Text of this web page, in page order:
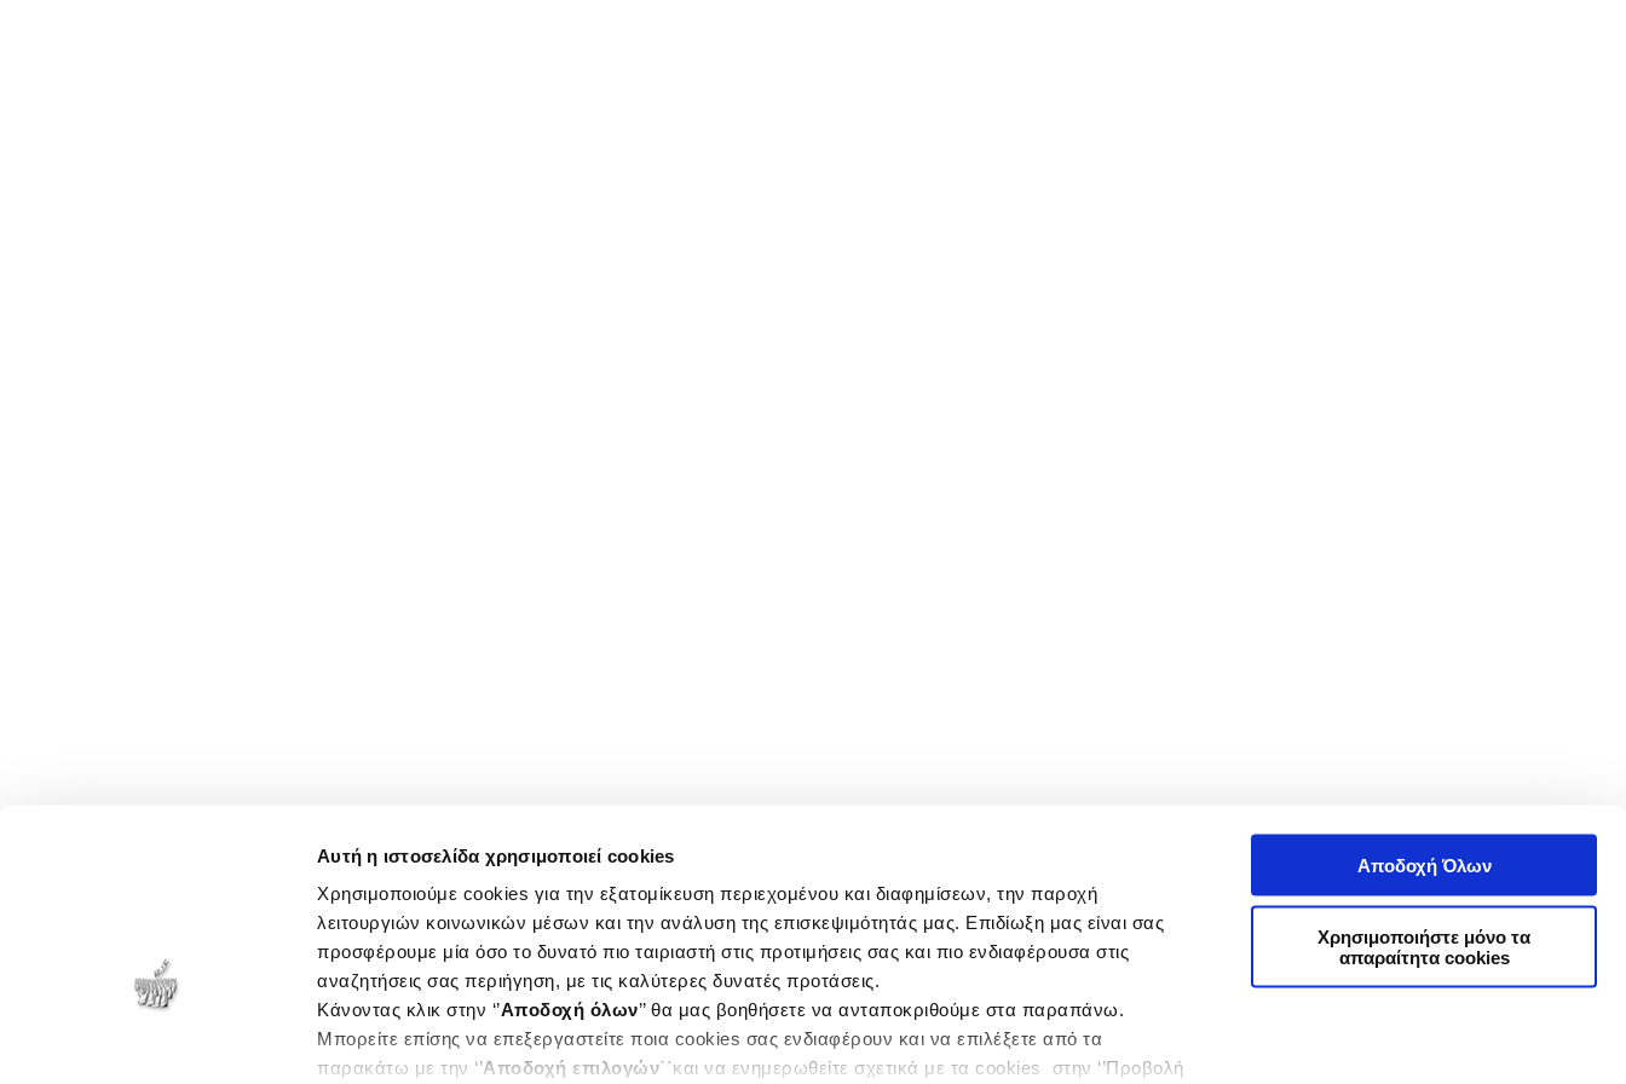
Αυτή η ιστοσελίδα χρησιμοποιεί cookies
Χρησιμοποιούμε cookies για την εξατομίκευση περιεχομένου και διαφημίσεων, την παροχή
λειτουργιών κοινωνικών μέσων και την ανάλυση της επισκεψιμότητάς μας. Επιδίωξη μας είναι σας
προσφέρουμε μία όσο το δυνατό πιο ταιριαστή στις προτιμήσεις σας και πιο ενδιαφέρουσα στις
αναζητήσεις σας περιήγηση, με τις καλύτερες δυνατές προτάσεις.
Κάνοντας κλικ στην ‘’Αποδοχή όλων’’ θα μας βοηθήσετε να ανταποκριθούμε στα παραπάνω.
Μπορείτε επίσης να επεξεργαστείτε ποια cookies σας ενδιαφέρουν και να επιλέξετε από τα
παρακάτω με την ‘’Αποδοχή επιλογών΄΄και να ενημερωθείτε σχετικά με τα cookies στην ‘’Προβολή
Αποδοχή Όλων
Χρησιμοποιήστε μόνο τα
απαραίτητα cookies